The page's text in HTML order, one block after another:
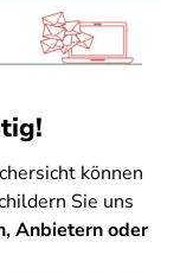
können
Sie uns
Anbietern oder